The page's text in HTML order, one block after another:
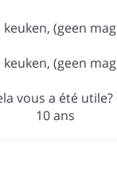
(geen
(geen
vous a été utile?
10 ans